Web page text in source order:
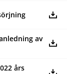
av
års